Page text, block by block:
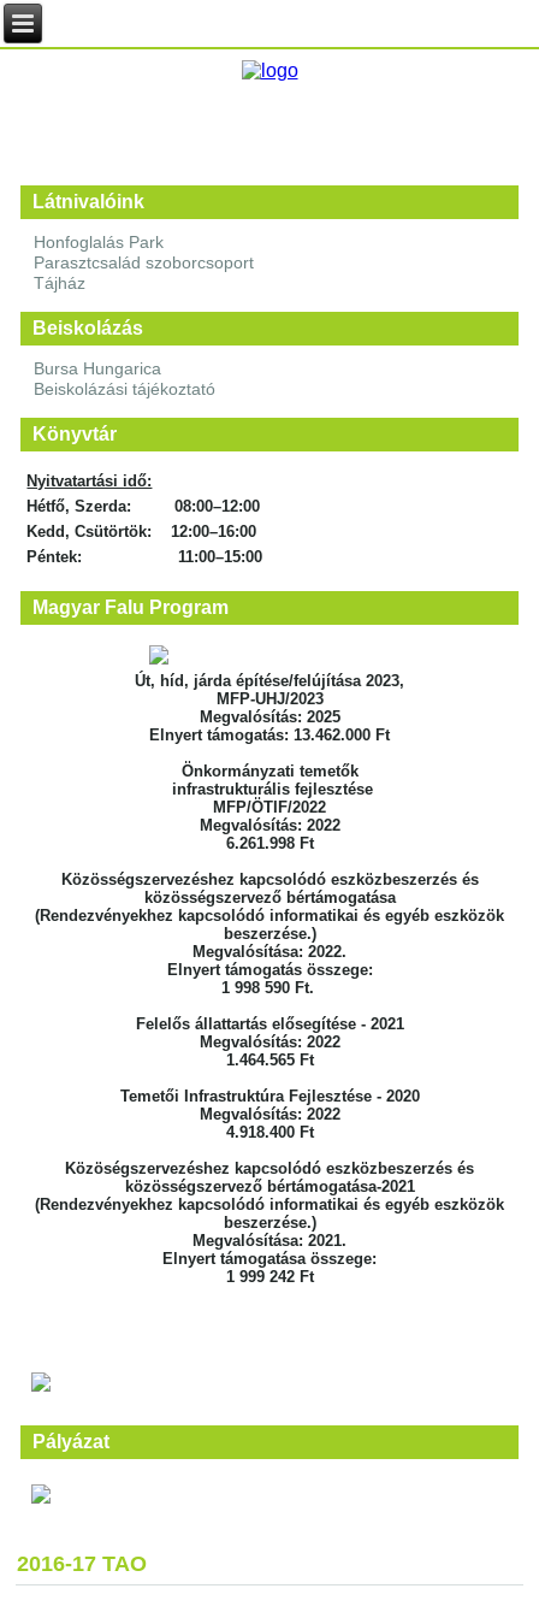
Látnivalóink
Honfoglalás Park
Parasztcsalád szoborcsoport
Tájház
Beiskolázás
Bursa Hungarica
Beiskolázási tájékoztató
Könyvtár
Nyitvatartási idő:
Hétfő, Szerda: 08:00–12:00
Kedd, Csütörtök: 12:00–16:00
Péntek: 11:00–15:00
Magyar Falu Program
Út, híd, járda építése/felújítása 2023,
MFP-UHJ/2023
Megvalósítás: 2025
Elnyert támogatás: 13.462.000 Ft
Önkormányzati temetők
infrastrukturális fejlesztése
MFP/ÖTIF/2022
Megvalósítás: 2022
6.261.998 Ft
Közösségszervezéshez kapcsolódó eszközbeszerzés és
közösségszervező bértámogatása
(Rendezvényekhez kapcsolódó informatikai és egyéb eszközök
beszerzése.)
Megvalósítása: 2022.
Elnyert támogatás összege:
1 998 590 Ft.
Felelős állattartás elősegítése - 2021
Megvalósítás: 2022
1.464.565 Ft
Temetői Infrastruktúra Fejlesztése - 2020
Megvalósítás: 2022
4.918.400 Ft
Közöségszervezéshez kapcsolódó eszközbeszerzés és
közösségszervező bértámogatása-2021
(Rendezvényekhez kapcsolódó informatikai és egyéb eszközök
beszerzése.)
Megvalósítása: 2021.
Elnyert támogatása összege:
1 999 242 Ft
Pályázat
2016-17 TAO